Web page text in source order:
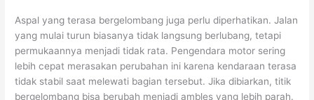
Aspal yang terasa bergelombang juga perlu diperhatikan. Jalan
yang mulai turun biasanya tidak langsung berlubang, tetapi
permukaannya menjadi tidak rata. Pengendara motor sering
lebih cepat merasakan perubahan ini karena kendaraan terasa
tidak stabil saat melewati bagian tersebut. Jika dibiarkan, titik
bergelombang bisa berubah menjadi ambles yang lebih parah.